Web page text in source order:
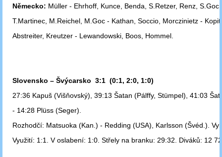
Německo: Müller - Ehrhoff, Kunce, Benda, S.Retzer, Renz, S.Goc
T.Martinec, M.Reichel, M.Goc - Kathan, Soccio, Morczinietz -
Abstreiter, Kreutzer - Lewandowski, Boos, Hommel.
Slovensko – Švýcarsko 3:1 (0:1, 2:0, 1:0)
27:36 Kapuš (Višňovský), 39:13 Šatan (Pálffy, Stümpel), 41:03
- 14:28 Plüss (Seger).
Rozhodčí: Matsuoka (Kan.) - Redding (USA), Karlsson (Švéd.).
Využití: 1:1. V oslabení: 1:0. Střely na branku: 29:32. Diváků: 12